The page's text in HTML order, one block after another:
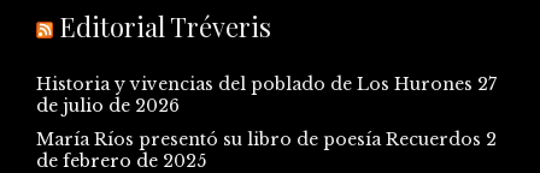
Editorial Tréveris
Historia y vivencias del poblado de Los Hurones 27
de julio de 2026
María Ríos presentó su libro de poesía Recuerdos 2
de febrero de 2025